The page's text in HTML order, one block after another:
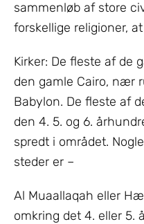
sammenløb af store
forskellige religioner,
Kirker: De fleste af de
den gamle Cairo, nær
Babylon. De fleste af
den 4. 5. og 6.
spredt i området.
steder er –
Al Muaallaqah eller
omkring det 4. eller 5.